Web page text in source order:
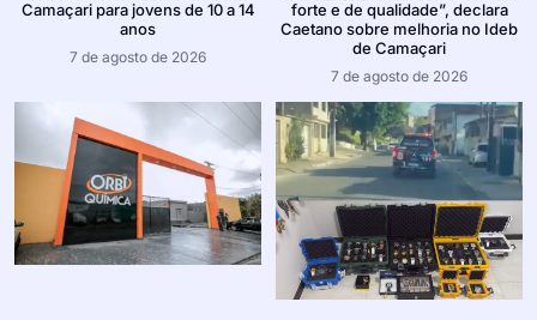
Camaçari para jovens de 10 a 14
anos
7 de agosto de 2026
forte e de qualidade”, declara
Caetano sobre melhoria no Ideb
de Camaçari
7 de agosto de 2026